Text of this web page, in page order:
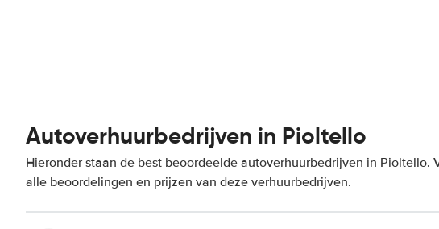
Autoverhuurbedrijven in Pioltello
Hieronder staan de best beoordeelde autoverhuurbedrijven in Pioltello.
alle beoordelingen en prijzen van deze verhuurbedrijven.